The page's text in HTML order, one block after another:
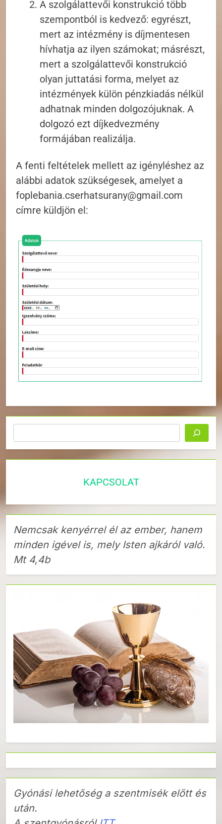
A szolgálattevői konstrukció több
szempontból is kedvező: egyrészt,
mert az intézmény is díjmentesen
hívhatja az ilyen számokat; másrészt,
mert a szolgálattevői konstrukció
olyan juttatási forma, melyet az
intézmények külön pénzkiadás nélkül
adhatnak minden dolgozójuknak. A
dolgozó ezt díjkedvezmény
formájában realizálja.
A fenti feltételek mellett az igényléshez az
alábbi adatok szükségesek, amelyet a
foplebania.cserhatsurany@gmail.com
címre küldjön el:
KAPCSOLAT
Nemcsak kenyérrel él az ember, hanem
minden igével is, mely Isten ajkáról való.
Mt 4,4b
Gyónási lehetőség a szentmisék előtt és
után.